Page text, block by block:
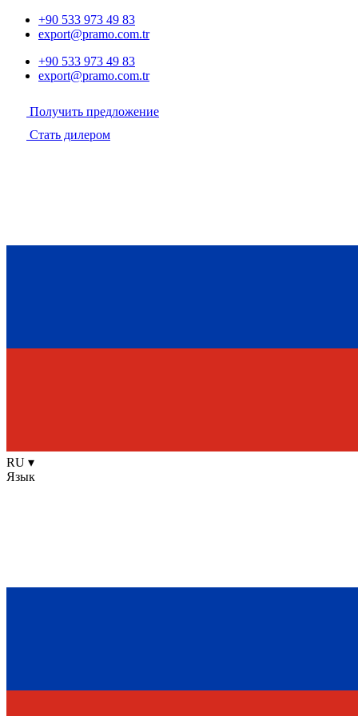
+90 533 973 49 83
export@pramo.com.tr
+90 533 973 49 83
export@pramo.com.tr
Получить предложение
Стать дилером
RU ▾
Язык